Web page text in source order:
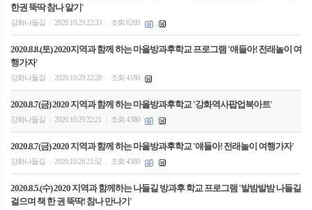
한권 뚝딱 참나 알기'
강화나들길 2020.10.29 22:33 조회 6269
2020.8.8.(토) 2020지역과 함께 하는 마을방과후학교 프로그램 '얘들아! 전래놀이 여
행가자'
강화나들길 2020.10.29 22:28 조회 4180
2020.8.7(금) 2020 지역과 함께 하는 마을방과후학교 '강화역사팝업북아트'
강화나들길 2020.10.29 22:21 조회 4380
2020.8.7(금) 2020 지역과 함께 하는 마을방과후학교 '얘들아! 전래놀이 여행가자'
강화나들길 2020.10.28 21:52 조회 4380
2020.8.5.(수) 2020 지역과 함께하는 나들길 방과후 학교 프로그램 '발밤발밤 나들길
걸으며 책 한 권 뚝딱! 참나 만나기'